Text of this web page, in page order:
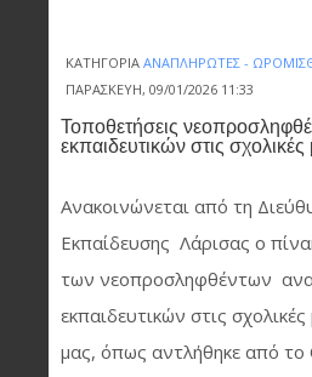
ΚΑΤΗΓΟΡΊΑ ΑΝΑΠΛΗΡΩΤΈΣ -
ΠΑΡΑΣΚΕΥΉ, 09/01/2026 11:33
Τοποθετήσεις
εκπαιδευτικών στις
Ανακοινώνεται από τη
Εκπαίδευσης Λάρισας ο
των νεοπροσληφθέντων
εκπαιδευτικών στις
μας, όπως αντλήθηκε από